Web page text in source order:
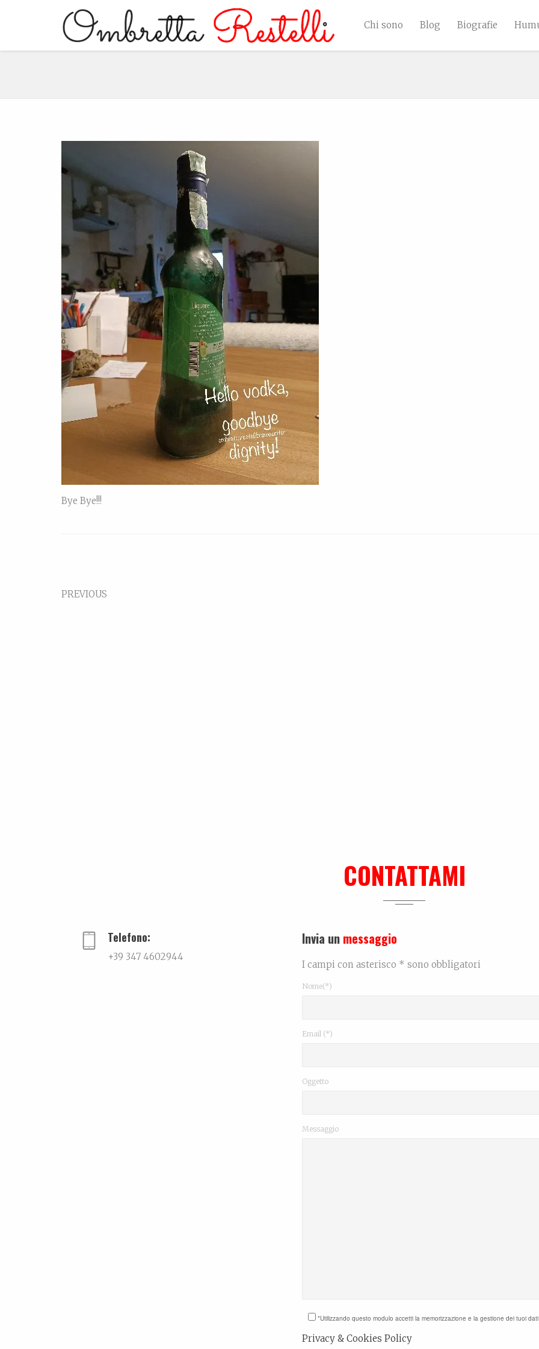
Chi sono Blog Biografie
Bye Bye!!!
PREVIOUS
CONTATTAMI
Telefono:
+39 347 4602944
Invia un messaggio
I campi con asterisco * sono obbligatori
Nome(*)
Email (*)
Oggetto
Messaggio
*Utilizzando questo modulo accetti la memorizzazione e la gestione dei tuoi
Privacy & Cookies Policy